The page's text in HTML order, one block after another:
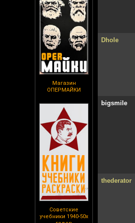
Магазин
ОПЕРМАЙКИ
Советские
учебники 1940-50х
Dhole
bigsmile
thederator